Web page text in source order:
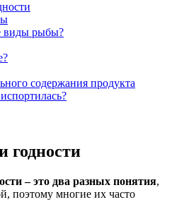
виды рыбы?
содержания продукта
годности
– это два разных понятия,
поэтому многие их часто